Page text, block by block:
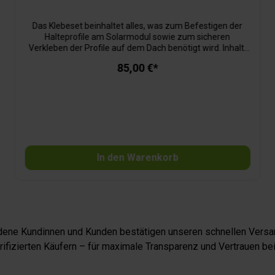
Das Klebeset beinhaltet alles, was zum Befestigen der
Halteprofile am Solarmodul sowie zum sicheren
Verkleben der Profile auf dem Dach benötigt wird. Inhalt:
Edelstahlschrauben, Zubehör, Klebeanleitung. Geprüfte
85,00 €*
In den Warenkorb
Kundinnen und Kunden bestätigen unseren schnellen
Käufern – für maximale Transparenz und Vertrauen